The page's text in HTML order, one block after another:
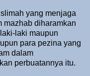
yang menjaga
mazhab diharamkan
laki maupun
para pezina yang
dalam
perbuatannya itu.